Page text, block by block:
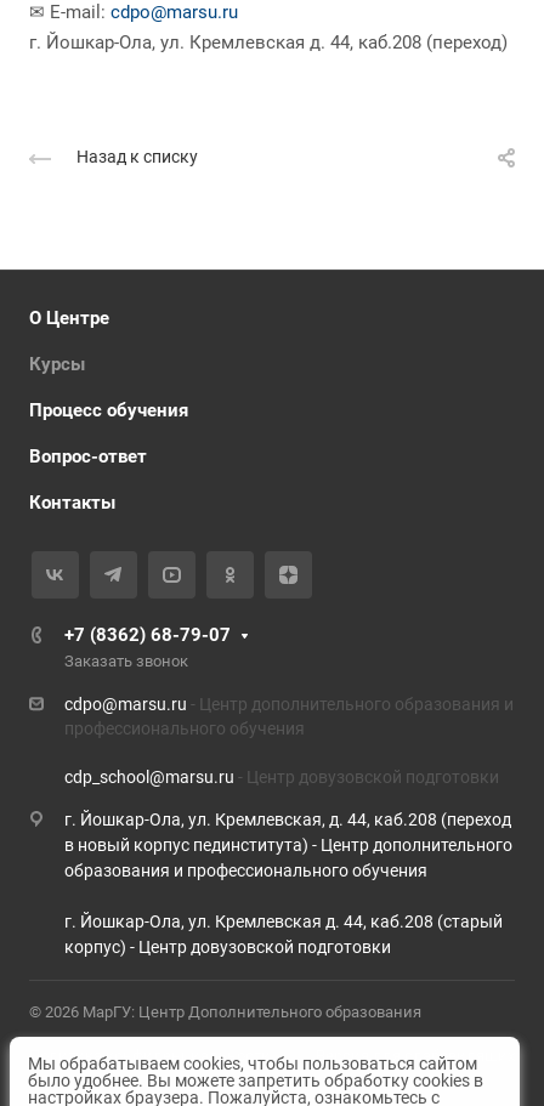
✉ E-mail: cdpo@marsu.ru
г. Йошкар-Ола, ул. Кремлевская д. 44, каб.208 (переход)
Назад к списку
О Центре
Курсы
Процесс обучения
Вопрос-ответ
Контакты
+7 (8362) 68-79-07
Заказать звонок
cdpo@marsu.ru - Центр дополнительного образования и
профессионального обучения
cdp_school@marsu.ru - Центр довузовской подготовки
г. Йошкар-Ола, ул. Кремлевская, д. 44, каб.208 (переход
в новый корпус пединститута) - Центр дополнительного
образования и профессионального обучения
г. Йошкар-Ола, ул. Кремлевская д. 44, каб.208 (старый
корпус) - Центр довузовской подготовки
© 2026 МарГУ: Центр Дополнительного образования
Политика конфиденциальности Версия для слабовидящих
Карта сайта
Мы обрабатываем cookies, чтобы пользоваться сайтом
было удобнее. Вы можете запретить обработку cookies в
настройках браузера. Пожалуйста, ознакомьтесь с